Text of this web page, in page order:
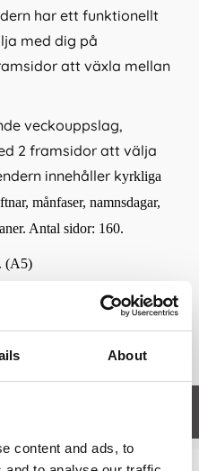
About
content and ads, to
har ett funktionellt
med dig på
att växla mellan
veckouppslag,
2 framsidor att välja
innehåller kyrkliga
månfaser, namnsdagar,
Antal sidor: 160.
(A5)